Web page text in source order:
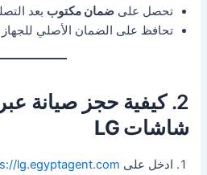
تحصل علىضمان مكتوب بعد
تحافظ على الضمان الأصلي للجهاز
2. كيفية حجز صيانة عبر
شاشات LG
ادخل على lg.egyptagent.com/